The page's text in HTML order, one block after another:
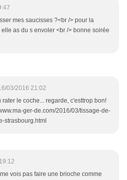
mes saucisses ?<br /> pour la
as du s envoler <br /> bonne soirée
03/2016 21:02
rater le coche... regarde, c'esttrop bon!
ger-de.com/2016/03/tissage-de-
strasbourg.html
vois pas faire une brioche comme